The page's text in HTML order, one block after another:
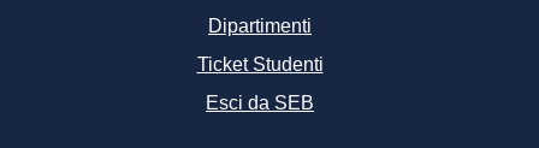
Dipartimenti
Ticket Studenti
Esci da SEB